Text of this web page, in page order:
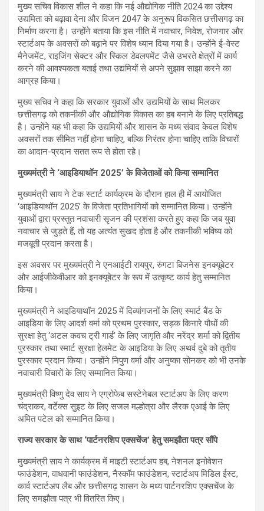
मुख्य सचिव विकास शील ने कहा कि नई औद्योगिक नीति 2024 का उद्देश्य
उद्यमिता को बढ़ावा देना और विजन 2047 के अनुरूप विकसित छत्तीसगढ़ का
निर्माण करना है। उन्होंने बताया कि इस नीति में नवाचार, निवेश, रोजगार और
स्टार्टअप के अवसरों को बढ़ाने पर विशेष ध्यान दिया गया है। उन्होंने ई-वेस्ट
मैनेजमेंट, राइजिंग सेक्टर और स्किल डेवलपमेंट जैसे उभरते क्षेत्रों में कार्य
करने की आवश्यकता बताई तथा उद्यमियों से अपने सुझाव साझा करने का
आग्रह किया।
मुख्य सचिव ने कहा कि सरकार युवाओं और उद्यमियों के साथ मिलकर
छत्तीसगढ़ को तकनीकी और औद्योगिक विकास का हब बनाने के लिए प्रतिबद्ध
है। उन्होंने यह भी कहा कि उद्यमियों और शासन के मध्य संवाद केवल विशेष
अवसरों तक सीमित नहीं होना चाहिए, बल्कि निरंतर होना चाहिए ताकि विचारों
का आदान-प्रदान सतत रूप से होता रहे।
मुख्यमंत्री ने ‘आइडियाथॉन 2025’ के विजेताओं को किया सम्मानित
मुख्यमंत्री साय ने टेक स्टार्ट कार्यक्रम के दौरान हाल ही में आयोजित
‘आइडियाथॉन 2025’ के विजेता प्रतिभागियों को सम्मानित किया। उन्होंने
युवाओं द्वारा प्रस्तुत नवाचारी सृजन की प्रशंसा करते हुए कहा कि जब युवा
नवाचार से जुड़ते हैं, तो यह अत्यंत सुखद होता है और तकनीकी भविष्य को
मजबूती प्रदान करता है।
इस अवसर पर मुख्यमंत्री ने एनआईटी रायपुर, रुंगटा बिजनेस इनक्यूबेटर
और आईजीकेवीआर को इनक्यूबेटर के रूप में उत्कृष्ट कार्य हेतु सम्मानित
किया।
मुख्यमंत्री ने आइडियाथॉन 2025 में दिव्यांगजनों के लिए स्मार्ट बैंड के
आइडिया के लिए आदर्श वर्मा को प्रथम पुरस्कार, सड़क किनारे पौधों की
सुरक्षा हेतु ‘अटल कवच ट्री गार्ड’ के लिए जागृति और नरेंद्र शर्मा को द्वितीय
पुरस्कार तथा स्मार्ट सुरक्षा हेलमेट के आइडिया के लिए अथर्व दुबे को तृतीय
पुरस्कार प्रदान किया। उन्होंने निपुण वर्मा और अनुष्का सोनकर को भी उनके
नवाचारी विचारों के लिए सम्मानित किया।
मुख्यमंत्री विष्णु देव साय ने एग्रोफेब सस्टेनेबल स्टार्टअप के लिए करण
चंद्राकर, वर्टेक्स सुइट के लिए सजल मल्होत्रा और लैरक एआई के लिए
अमित पटेल को सम्मानित किया।
राज्य सरकार के साथ ‘पार्टनरशिप एक्सचेंज’ हेतु समझौता पत्र सौंपे
मुख्यमंत्री साय ने कार्यक्रम में माइटी स्टार्टअप हब, नेशनल इनोवेशन
फाउंडेशन, वाधवानी फाउंडेशन, नैस्कॉम फाउंडेशन, स्टार्टअप मिडिल ईस्ट,
कार्व स्टार्टअप लैब और छत्तीसगढ़ शासन के मध्य पार्टनरशिप एक्सचेंज के
लिए समझौता पत्र भी वितरित किए।